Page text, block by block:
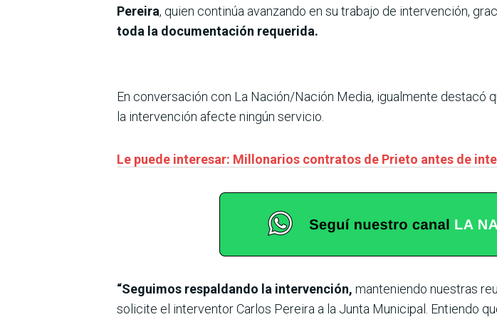
Pereira, quien continúa avanzando en su trabajo de intervención,
toda la documentación requerida.
En conversación con La Nación/Nación Media, igualmente destacó
la intervención afecte ningún servicio.
Le puede interesar: Millonarios contratos de Prieto antes de
“Seguimos respaldando la intervención, manteniendo nuestras
solicite el interventor Carlos Pereira a la Junta Municipal. Entiendo